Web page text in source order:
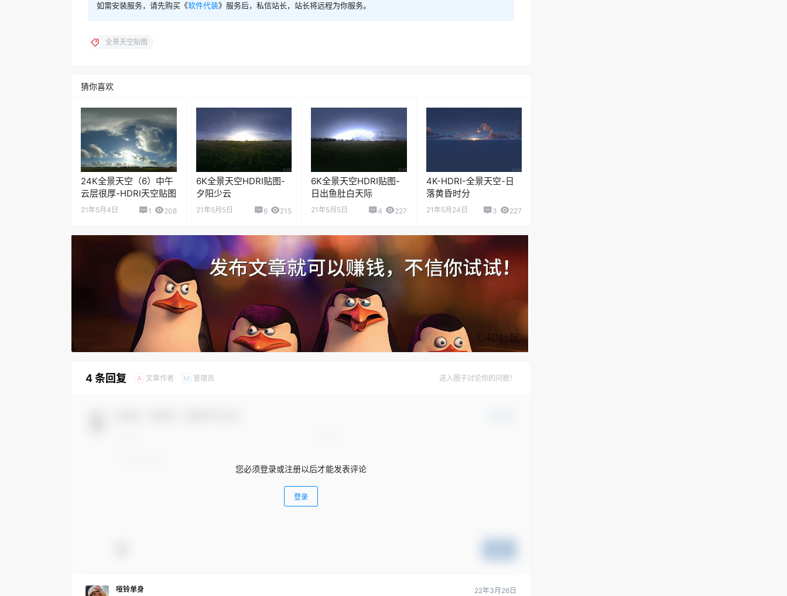
如需安装服务，请先购买《软件代装》服务后，私信站长，站长将远程为你服务。
全景天空贴图
猜你喜欢
24K全景天空（6）中午
云层很厚-HDRI天空贴图
21年5月4日 1 208
6K全景天空HDRI贴图-
夕阳少云
21年5月5日 6 215
6K全景天空HDRI贴图-
日出鱼肚白天际
21年5月5日 4 227
4K-HDRI-全景天空-日
落黄昏时分
21年5月24日 3 227
4 条回复 A 文章作者 M 管理员 进入圈子讨论你的问题！
您必须登录或注册以后才能发表评论
登录
哑铃单身
22年3月26日